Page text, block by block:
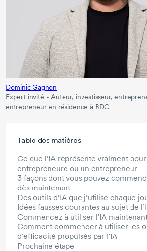
Dominic Gagnon
Expert invité - Auteur, investisseur,
entrepreneur en résidence à BDC
Table des matières
Ce que l’IA représente vraiment
entrepreneure ou un entrepreneur
3 façons dont vous pouvez
dès maintenant
Des outils d’IA que j’utilise chaque
Idées fausses courantes au sujet de
Commencez à utiliser l’IA
Comment commencer à utiliser les
d’efficacité propulsés par l’IA
Prochaine étape